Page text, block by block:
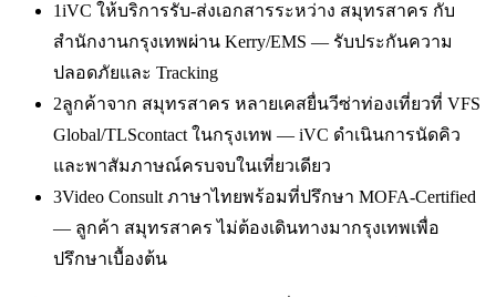
1iVC ให้บริการรับ-ส่งเอกสารระหว่าง สมุทรสาคร กับ
สำนักงานกรุงเทพผ่าน Kerry/EMS — รับประกันความ
ปลอดภัยและ Tracking
2ลูกค้าจาก สมุทรสาคร หลายเคสยื่นวีซ่าท่องเที่ยวที่ VFS
Global/TLScontact ในกรุงเทพ — iVC ดำเนินการนัดคิว
และพาสัมภาษณ์ครบจบในเที่ยวเดียว
3Video Consult ภาษาไทยพร้อมที่ปรึกษา MOFA-Certified
— ลูกค้า สมุทรสาคร ไม่ต้องเดินทางมากรุงเทพเพื่อ
ปรึกษาเบื้องต้น